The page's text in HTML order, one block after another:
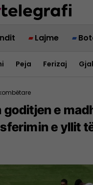
Lajme
Peja Ferizaj
e
e yllit